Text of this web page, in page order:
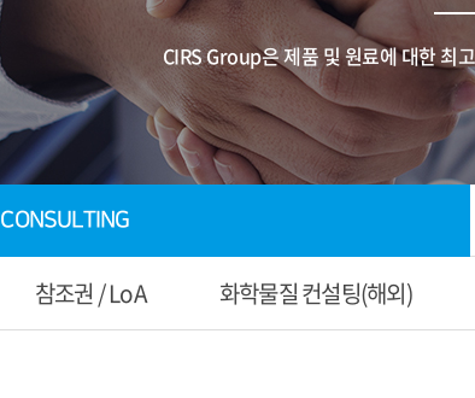
CIRS Group은 제품 및 원료에 대한 최
CONSULTING
참조권 / LoA 화학물질 컨설팅(해외)